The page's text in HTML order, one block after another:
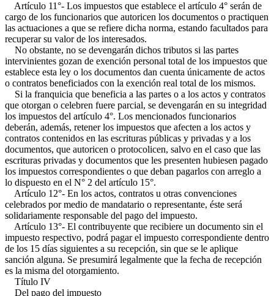
Artículo 11°- Los impuestos que establece el artículo 4° serán de
cargo de los funcionarios que autoricen los documentos o practiquen
las actuaciones a que se refiere dicha norma, estando facultados para
recuperar su valor de los interesados.
No obstante, no se devengarán dichos tributos si las partes
intervinientes gozan de exención personal total de los impuestos que
establece esta ley o los documentos dan cuenta únicamente de actos
o contratos beneficiados con la exención real total de los mismos.
Si la franquicia que beneficia a las partes o a los actos y contratos
que otorgan o celebren fuere parcial, se devengarán en su integridad
los impuestos del artículo 4°. Los mencionados funcionarios
deberán, además, retener los impuestos que afecten a los actos y
contratos contenidos en las escrituras públicas y privadas y a los
documentos, que autoricen o protocolicen, salvo en el caso que las
escrituras privadas y documentos que les presenten hubiesen pagado
los impuestos correspondientes o que deban pagarlos con arreglo a
lo dispuesto en el N° 2 del artículo 15°.
Artículo 12°- En los actos, contratos u otras convenciones
celebrados por medio de mandatario o representante, éste será
solidariamente responsable del pago del impuesto.
Artículo 13°- El contribuyente que recibiere un documento sin el
impuesto respectivo, podrá pagar el impuesto correspondiente dentro
de los 15 días siguientes a su recepción, sin que se le aplique
sanción alguna. Se presumirá legalmente que la fecha de recepción
es la misma del otorgamiento.
Título IV
Del pago del impuesto